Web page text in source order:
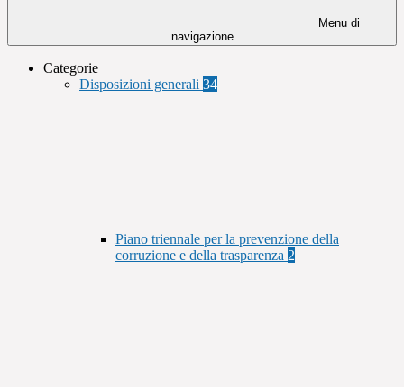
Menu di
navigazione
Categorie
Disposizioni generali 34
Piano triennale per la prevenzione della
corruzione e della trasparenza 2